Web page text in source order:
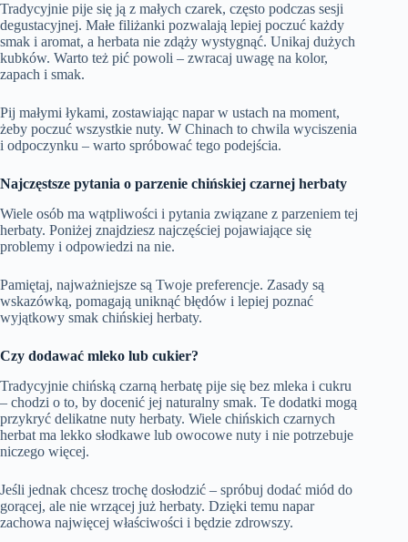
Tradycyjnie pije się ją z małych czarek, często podczas sesji
degustacyjnej. Małe filiżanki pozwalają lepiej poczuć każdy
smak i aromat, a herbata nie zdąży wystygnąć. Unikaj dużych
kubków. Warto też pić powoli – zwracaj uwagę na kolor,
zapach i smak.
Pij małymi łykami, zostawiając napar w ustach na moment,
żeby poczuć wszystkie nuty. W Chinach to chwila wyciszenia
i odpoczynku – warto spróbować tego podejścia.
Najczęstsze pytania o parzenie chińskiej czarnej herbaty
Wiele osób ma wątpliwości i pytania związane z parzeniem tej
herbaty. Poniżej znajdziesz najczęściej pojawiające się
problemy i odpowiedzi na nie.
Pamiętaj, najważniejsze są Twoje preferencje. Zasady są
wskazówką, pomagają uniknąć błędów i lepiej poznać
wyjątkowy smak chińskiej herbaty.
Czy dodawać mleko lub cukier?
Tradycyjnie chińską czarną herbatę pije się bez mleka i cukru
– chodzi o to, by docenić jej naturalny smak. Te dodatki mogą
przykryć delikatne nuty herbaty. Wiele chińskich czarnych
herbat ma lekko słodkawe lub owocowe nuty i nie potrzebuje
niczego więcej.
Jeśli jednak chcesz trochę dosłodzić – spróbuj dodać miód do
gorącej, ale nie wrzącej już herbaty. Dzięki temu napar
zachowa najwięcej właściwości i będzie zdrowszy.